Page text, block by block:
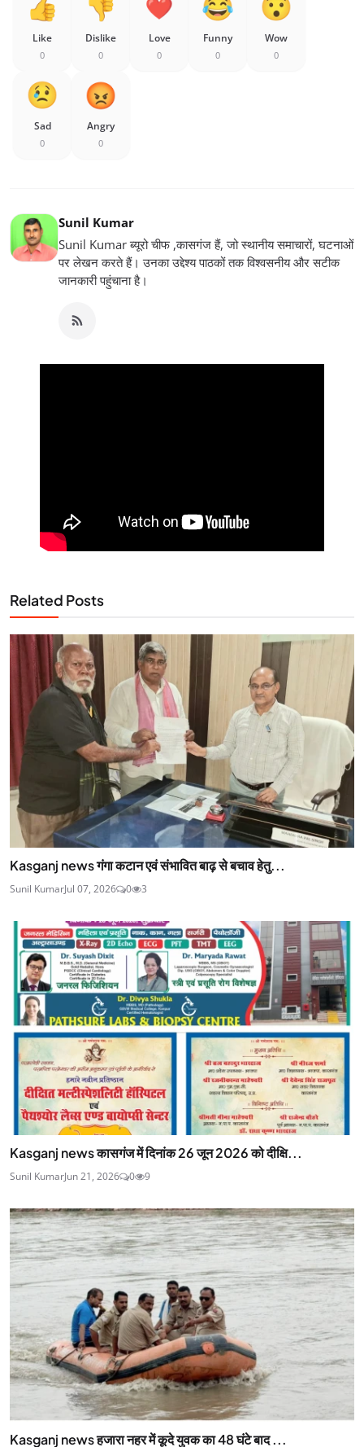
Like
0
Dislike
0
Love
0
Funny
0
Wow
0
Sad
0
Angry
0
Sunil Kumar
Sunil Kumar ब्यूरो चीफ ,कासगंज हैं, जो स्थानीय समाचारों, घटनाओं
पर लेखन करते हैं। उनका उद्देश्य पाठकों तक विश्वसनीय और सटीक
जानकारी पहुंचाना है।
Related Posts
Kasganj news गंगा कटान एवं संभावित बाढ़ से बचाव हेतु...
Sunil KumarJul 07, 2026 0 3
Kasganj news कासगंज में दिनांक 26 जून 2026 को दीक्षि...
Sunil KumarJun 21, 2026 0 9
Kasganj news हजारा नहर में कूदे युवक का 48 घंटे बाद ...